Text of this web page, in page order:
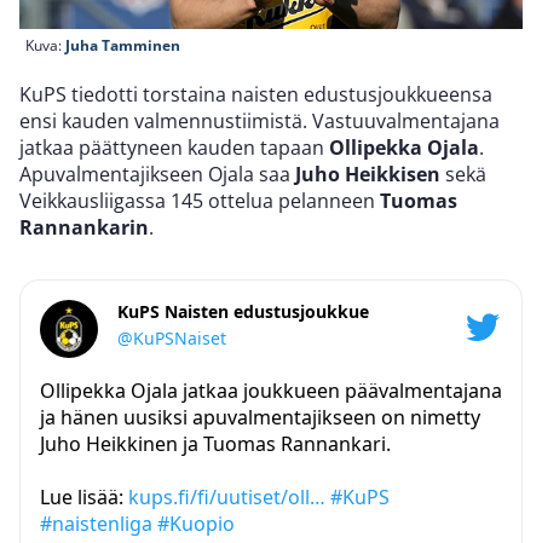
Kuva: Juha Tamminen
KuPS tiedotti torstaina naisten edustusjoukkueensa
ensi kauden valmennustiimistä. Vastuuvalmentajana
jatkaa päättyneen kauden tapaan Ollipekka Ojala.
Apuvalmentajikseen Ojala saa Juho Heikkisen sekä
Veikkausliigassa 145 ottelua pelanneen Tuomas
Rannankarin.
KuPS Naisten edustusjoukkue
@KuPSNaiset
Ollipekka Ojala jatkaa joukkueen päävalmentajana
ja hänen uusiksi apuvalmentajikseen on nimetty
Juho Heikkinen ja Tuomas Rannankari.
Lue lisää: kups.fi/fi/uutiset/oll… #KuPS
#naistenliga #Kuopio